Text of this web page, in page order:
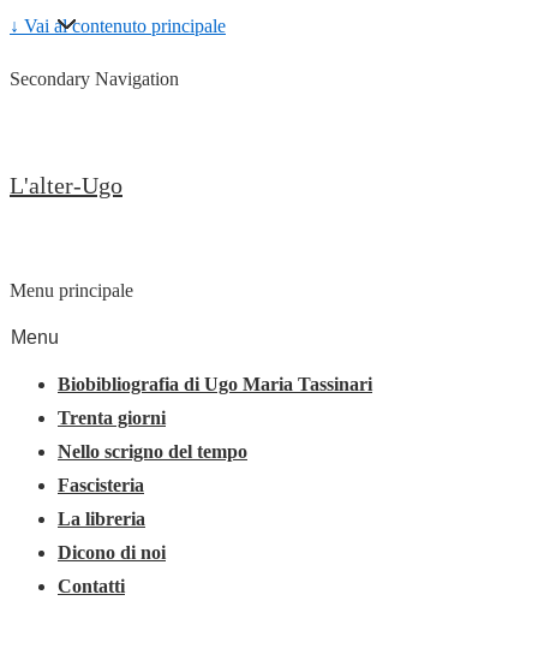
↓ Vai al contenuto principale
Secondary Navigation
L'alter-Ugo
Menu principale
Menu
Biobibliografia di Ugo Maria Tassinari
Trenta giorni
Nello scrigno del tempo
Fascisteria
La libreria
Dicono di noi
Contatti